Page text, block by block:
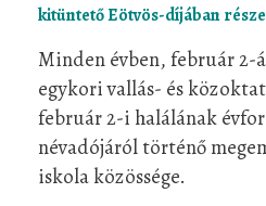
kitüntető Eötvös-díjában
Minden évben, február 2-
egykori vallás- és
február 2-i halálának
névadójáról történő
iskola közössége.